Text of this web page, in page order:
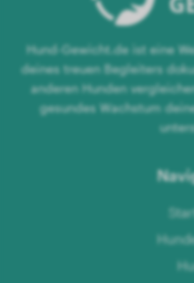
Hund-Gewicht.de ist eine
deines treuen Begleiters
anderen Hunden
gesundes Wachstum